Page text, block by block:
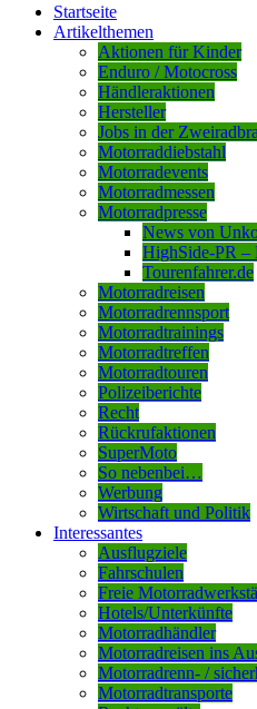
Startseite
Artikelthemen
Aktionen für Kinder
Enduro / Motocross
Händleraktionen
Hersteller
Jobs in der
Motorraddiebstahl
Motorradevents
Motorradmessen
Motorradpresse
News von
HighSide-PR –
Tourenfahrer.de
Motorradreisen
Motorradrennsport
Motorradtrainings
Motorradtreffen
Motorradtouren
Polizeiberichte
Recht
Rückrufaktionen
SuperMoto
So nebenbei…
Werbung
Wirtschaft und Politik
Interessantes
Ausflugziele
Fahrschulen
Freie
Hotels/Unterkünfte
Motorradhändler
Motorradreisen ins
Motorradrenn- /
Motorradtransporte